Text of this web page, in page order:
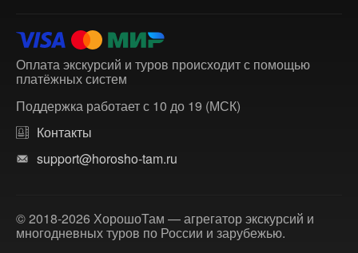
Оплата экскурсий и туров происходит с помощью
платёжных систем
Поддержка работает с 10 до 19 (МСК)
Контакты
support@horosho-tam.ru
© 2018-2026 ХорошоТам — агрегатор экскурсий и
многодневных туров по России и зарубежью.